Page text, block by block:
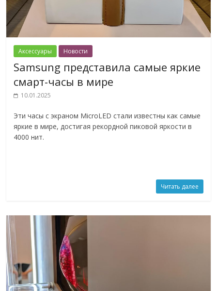
Аксессуары Новости
Samsung представила самые яркие
смарт-часы в мире
10.01.2025
Эти часы с экраном MicroLED стали известны как самые
яркие в мире, достигая рекордной пиковой яркости в
4000 нит.
Читать далее